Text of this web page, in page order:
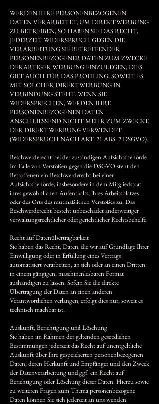
WERDEN IHRE PERSONENBEZOGENEN
DATEN VERARBEITET, UM DIREKTWERBUNG
ZU BETREIBEN, SO HABEN SIE DAS RECHT,
JEDERZEIT WIDERSPRUCH GEGEN DIE
VERARBEITUNG SIE BETREFFENDER
PERSONENBEZOGENER DATEN ZUM ZWECKE
DERARTIGER WERBUNG EINZULEGEN; DIES
GILT AUCH FÜR DAS PROFILING, SOWEIT ES
MIT SOLCHER DIREKTWERBUNG IN
VERBINDUNG STEHT. WENN SIE
WIDERSPRECHEN, WERDEN IHRE
PERSONENBEZOGENEN DATEN
ANSCHLIESSEND NICHT MEHR ZUM ZWECKE
DER DIREKTWERBUNG VERWENDET
(WIDERSPRUCH NACH ART. 21 ABS. 2 DSGVO).
Beschwerde­recht bei der zuständigen Aufsichts­behörde
Im Falle von Verstößen gegen die DSGVO steht den
Betroffenen ein Beschwerderecht bei einer
Aufsichtsbehörde, insbesondere in dem Mitgliedstaat
ihres gewöhnlichen Aufenthalts, ihres Arbeitsplatzes
oder des Orts des mutmaßlichen Verstoßes zu. Das
Beschwerderecht besteht unbeschadet anderweitiger
verwaltungsrechtlicher oder gerichtlicher Rechtsbehelfe.
Recht auf Daten­übertrag­barkeit
Sie haben das Recht, Daten, die wir auf Grundlage Ihrer
Einwilligung oder in Erfüllung eines Vertrags
automatisiert verarbeiten, an sich oder an einen Dritten
in einem gängigen, maschinenlesbaren Format
aushändigen zu lassen. Sofern Sie die direkte
Übertragung der Daten an einen anderen
Verantwortlichen verlangen, erfolgt dies nur, soweit es
technisch machbar ist.
Auskunft, Berichtigung und Löschung
Sie haben im Rahmen der geltenden gesetzlichen
Bestimmungen jederzeit das Recht auf unentgeltliche
Auskunft über Ihre gespeicherten personenbezogenen
Daten, deren Herkunft und Empfänger und den Zweck
der Datenverarbeitung und ggf. ein Recht auf
Berichtigung oder Löschung dieser Daten. Hierzu sowie
zu weiteren Fragen zum Thema personenbezogene
Daten können Sie sich jederzeit an uns wenden.